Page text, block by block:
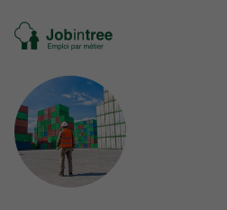
Se
rendre
l'accueil